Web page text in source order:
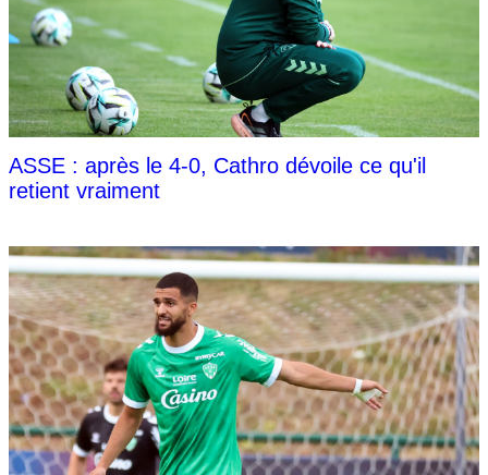
ASSE : après le 4-0, Cathro dévoile ce qu'il
retient vraiment